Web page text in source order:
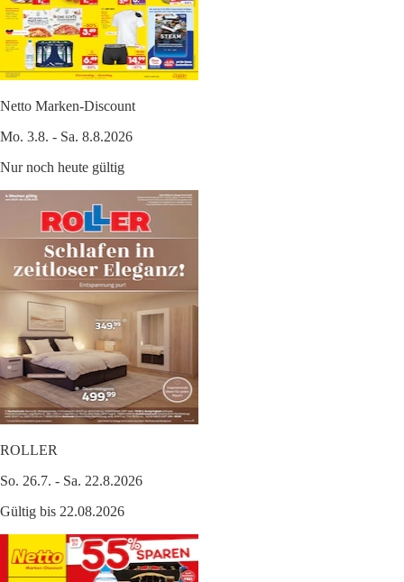
Netto Marken-Discount
Mo. 3.8. - Sa. 8.8.2026
Nur noch heute gültig
ROLLER
So. 26.7. - Sa. 22.8.2026
Gültig bis 22.08.2026